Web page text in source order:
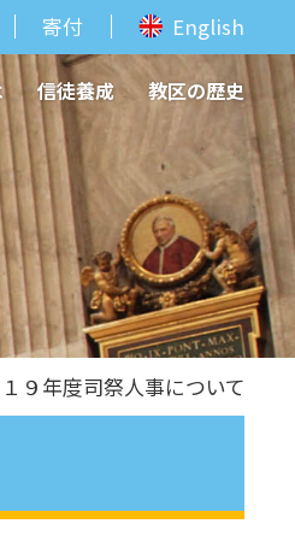
寄付 English
信徒養成 教区の歴史
９年度司祭人事について